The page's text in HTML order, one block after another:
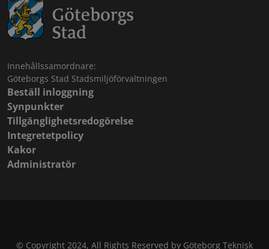
Innehållssamordnare:
Göteborgs Stad Stadsmiljöförvaltningen
Beställ inloggning
Synpunkter
Tillgänglighetsredogörelse
Integretetpolicy
Kakor
Administratör
© Copyright 2024, All Rights Reserved by Göteborg Teknisk